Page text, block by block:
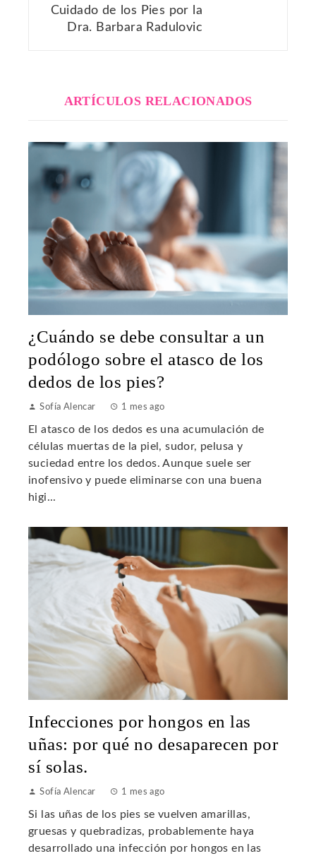
Cuidado de los Pies por la
Dra. Barbara Radulovic
ARTÍCULOS RELACIONADOS
¿Cuándo se debe consultar a un
podólogo sobre el atasco de los
dedos de los pies?
Sofía Alencar 1 mes ago
El atasco de los dedos es una acumulación de
células muertas de la piel, sudor, pelusa y
suciedad entre los dedos. Aunque suele ser
inofensivo y puede eliminarse con una buena
higi...
Infecciones por hongos en las
uñas: por qué no desaparecen por
sí solas.
Sofía Alencar 1 mes ago
Si las uñas de los pies se vuelven amarillas,
gruesas y quebradizas, probablemente haya
desarrollado una infección por hongos en las